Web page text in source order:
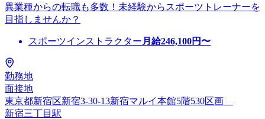
異業種からの転職も多数！未経験からスポーツトレーナーを
目指しませんか？
スポーツインストラクター 月給246,100円〜
勤務地
面接地
東京都新宿区新宿3-30-13新宿マルイ本館5階530区画__
新宿三丁目駅